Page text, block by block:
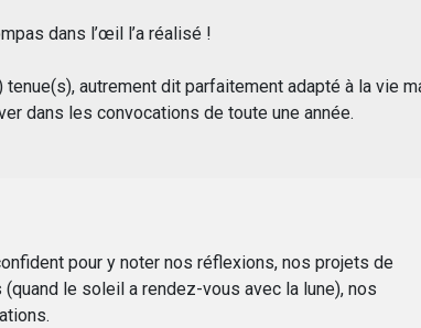
dans l’œil l’a réalisé !
tenue(s), autrement dit parfaitement adapté à la vie
dans les convocations de toute une année.
pour y noter nos réflexions, nos projets de
le soleil a rendez-vous avec la lune), nos